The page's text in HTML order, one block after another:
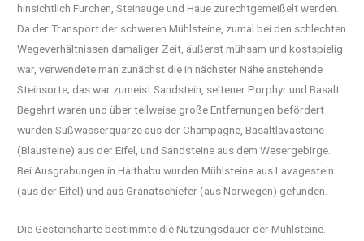
hinsichtlich Furchen, Steinauge und Haue zurechtgemeißelt werden.
Da der Transport der schweren Mühlsteine, zumal bei den schlechten
Wegeverhältnissen damaliger Zeit, äußerst mühsam und kostspielig
war, verwendete man zunächst die in nächster Nähe anstehende
Steinsorte; das war zumeist Sandstein, seltener Porphyr und Basalt.
Begehrt waren und über teilweise große Entfernungen befördert
wurden Süßwasserquarze aus der Champagne, Basaltlavasteine
(Blausteine) aus der Eifel, und Sandsteine aus dem Wesergebirge.
Bei Ausgrabungen in Haithabu wurden Mühlsteine aus Lavagestein
(aus der Eifel) und aus Granatschiefer (aus Norwegen) gefunden.
Die Gesteinshärte bestimmte die Nutzungsdauer der Mühlsteine.